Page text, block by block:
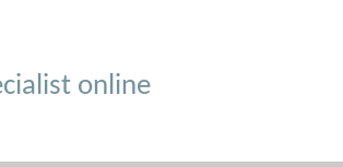
online